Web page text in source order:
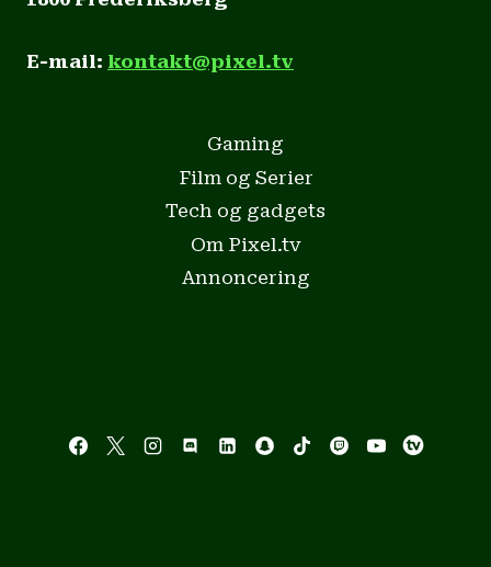
E-mail: kontakt@pixel.tv
Gaming
Film og Serier
Tech og gadgets
Om Pixel.tv
Annoncering